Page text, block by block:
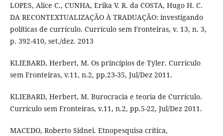
LOPES, Alice C., CUNHA, Erika V. R. da COSTA, Hugo H. C.
DA RECONTEXTUALIZAÇÃO À TRADUAÇÃO: investigando
políticas de currículo. Currículo sem Fronteiras, v. 13, n. 3,
p. 392-410, set./dez. 2013
KLIEBARD, Herbert, M. Os princípios de Tyler. Currículo
sem Fronteiras, v.11, n.2, pp.23-35, Jul/Dez 2011.
KLIEBARD, Herbert, M. Burocracia e teoria de Currículo.
Currículo sem Fronteiras, v.11, n.2, pp.5-22, Jul/Dez 2011.
MACEDO, Roberto Sidnei. Etnopesquisa crítica,